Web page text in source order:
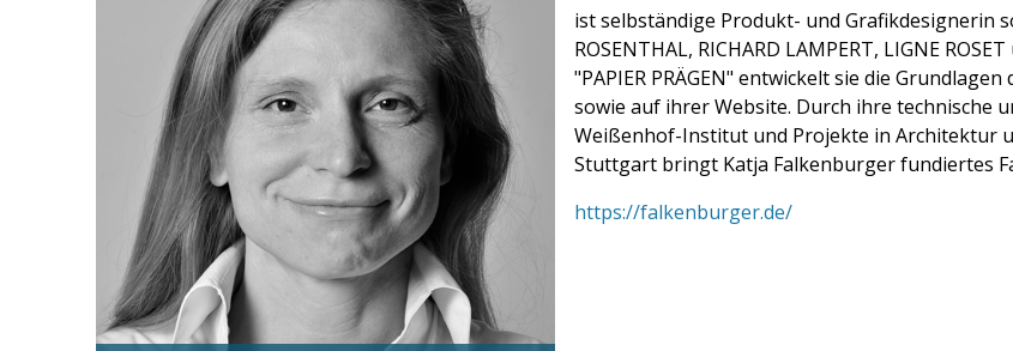
ist selbständige Produkt- und Grafikdesignerin
ROSENTHAL, RICHARD LAMPERT, LIGNE
"PAPIER PRÄGEN" entwickelt sie die
sowie auf ihrer Website. Durch ihre technische
Weißenhof-Institut und Projekte in Architektur
Stuttgart bringt Katja Falkenburger fundiertes
https://falkenburger.de/